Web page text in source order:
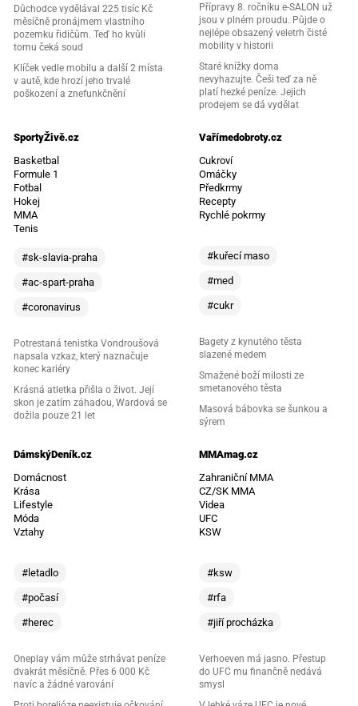
Důchodce vydělával 225 tisíc Kč
měsíčně pronájmem vlastního
pozemku řidičům. Teď ho kvůli
tomu čeká soud
Klíček vedle mobilu a další 2 místa
v autě, kde hrozí jeho trvalé
poškození a znefunkčnění
Přípravy 8. ročníku e-SALON už
jsou v plném proudu. Půjde o
nejlépe obsazený veletrh čisté
mobility v historii
Staré knížky doma
nevyhazujte. Češi teď za ně
platí hezké peníze. Jejich
prodejem se dá vydělat
SportyŽivě.cz
Basketbal
Formule 1
Fotbal
Hokej
MMA
Tenis
#sk-slavia-praha
#ac-spart-praha
#coronavirus
Potrestaná tenistka Vondroušová
napsala vzkaz, který naznačuje
konec kariéry
Krásná atletka přišla o život. Její
skon je zatím záhadou, Wardová se
dožila pouze 21 let
Vařímedobroty.cz
Cukroví
Omáčky
Předkrmy
Recepty
Rychlé pokrmy
#kuřecí maso
#med
#cukr
Bagety z kynutého těsta
slazené medem
Smažené boží milosti ze
smetanového těsta
Masová bábovka se šunkou a
sýrem
DámskýDeník.cz
Domácnost
Krása
Lifestyle
Móda
Vztahy
#letadlo
#počasí
#herec
Oneplay vám může strhávat peníze
dvakrát měsíčně. Přes 6 000 Kč
navíc a žádné varování
MMAmag.cz
Zahraniční MMA
CZ/SK MMA
Videa
UFC
KSW
#ksw
#rfa
#jiří procházka
Verhoeven má jasno. Přestup
do UFC mu finančně nedává
smysl